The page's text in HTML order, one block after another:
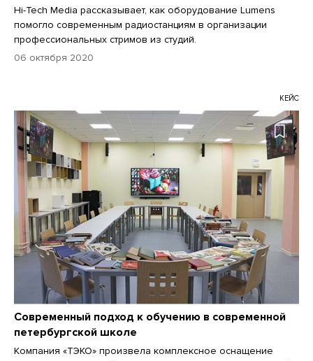
Hi-Tech Media рассказывает, как оборудование Lumens
помогло современным радиостанциям в организации
профессиональных стримов из студий.
06 октября 2020
КЕЙС
Современный подход к обучению в современной
петербургской школе
Компания «ТЭКО» произвела комплексное оснащение